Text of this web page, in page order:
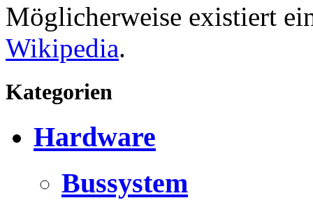
Möglicherweise existiert
Wikipedia.
Kategorien
Hardware
Bussystem